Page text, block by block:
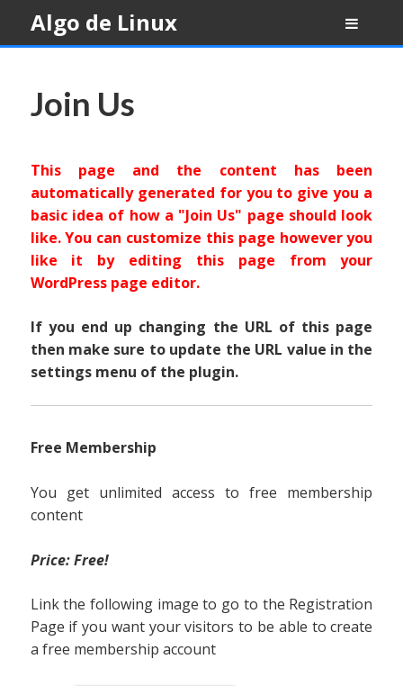
content
Algo de Linux
Join Us
This page and the content has been
automatically generated for you to give you a
basic idea of how a "Join Us" page should look
like. You can customize this page however you
like it by editing this page from your
WordPress page editor.
If you end up changing the URL of this page
then make sure to update the URL value in the
settings menu of the plugin.
Free Membership
You get unlimited access to free membership
content
Price: Free!
Link the following image to go to the Registration
Page if you want your visitors to be able to create
a free membership account